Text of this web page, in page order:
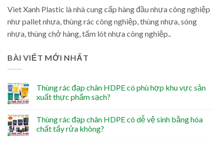
Viet Xanh Plastic là nhà cung cấp hàng đầu nhựa công nghiệp
như pallet nhựa, thùng rác công nghiệp, thùng nhựa, sóng
nhựa, thùng chở hàng, tấm lót nhựa công nghiệp..
BÀI VIẾT MỚI NHẤT
Thùng rác đạp chân HDPE có phù hợp khu vực sản
xuất thực phẩm sạch?
Thùng rác đạp chân HDPE có dễ vệ sinh bằng hóa
chất tẩy rửa không?